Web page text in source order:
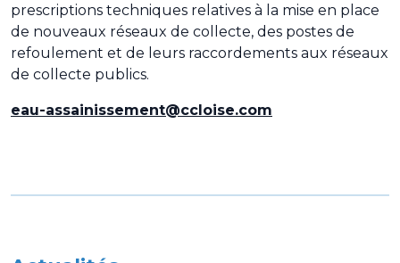
prescriptions techniques relatives à la mise en place
de nouveaux réseaux de collecte, des postes de
refoulement et de leurs raccordements aux réseaux
de collecte publics.
eau-assainissement@ccloise.com